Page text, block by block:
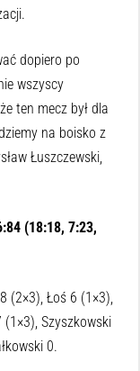
dopiero po
wszyscy
ten mecz był dla
na boisko z
Łuszczewski,
(18:18, 7:23,
(2×3), Łoś 6 (1×3),
(1×3), Szyszkowski
0.